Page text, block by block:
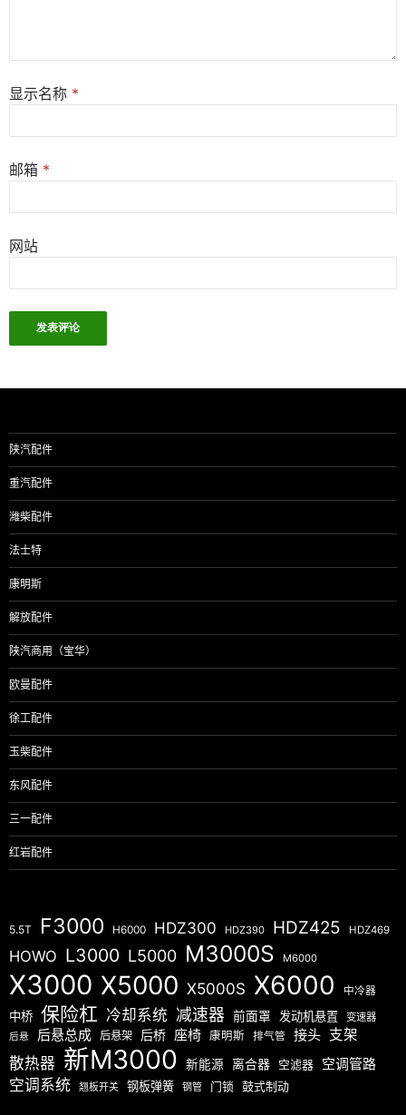
显示名称 *
邮箱 *
网站
陕汽配件
重汽配件
潍柴配件
法士特
康明斯
解放配件
陕汽商用（宝华）
欧曼配件
徐工配件
玉柴配件
东风配件
三一配件
红岩配件
5.5T F3000 H6000 HDZ300 HDZ390 HDZ425 HDZ469
HOWO L3000 L5000 M3000S M6000
X3000 X5000 X5000S X6000 中冷器
中桥 保险杠 冷却系统 减速器 前面罩 发动机悬置 变速器
后悬 后悬总成 后悬架 后桥 座椅 康明斯 排气管 接头 支架
散热器 新M3000 新能源 离合器 空滤器 空调管路
空调系统 翘板开关 钢板弹簧 钢管 门锁 鼓式制动